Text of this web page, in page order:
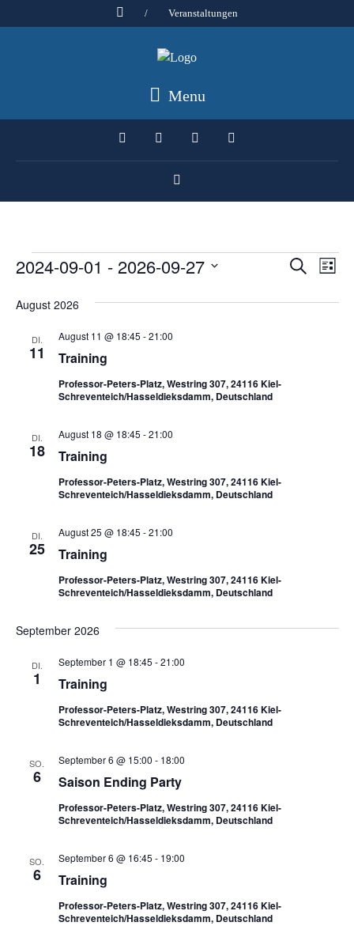
/ Veranstaltungen
Menu
Veranstaltungen Suche
Liste
2024-09-01 - 2026-09-27
wählen.
August 2026
DI.
11 Training
August 11 @ 18:45 -21:00
Professor-Peters-Platz, Westring 307, 24116 Kiel-
Schreventeich/Hasseldieksdamm, Deutschland
DI.
18 Training
August 18 @ 18:45 -21:00
Professor-Peters-Platz, Westring 307, 24116 Kiel-
Schreventeich/Hasseldieksdamm, Deutschland
DI.
25 Training
August 25 @ 18:45 -21:00
Professor-Peters-Platz, Westring 307, 24116 Kiel-
Schreventeich/Hasseldieksdamm, Deutschland
September 2026
DI.
1 Training
September 1 @ 18:45 -21:00
Professor-Peters-Platz, Westring 307, 24116 Kiel-
Schreventeich/Hasseldieksdamm, Deutschland
SO.
6 Saison Ending Party
September 6 @ 15:00 - 18:00
Professor-Peters-Platz, Westring 307, 24116 Kiel-
Schreventeich/Hasseldieksdamm, Deutschland
SO.
6 Training
September 6 @ 16:45 - 19:00
Professor-Peters-Platz, Westring 307, 24116 Kiel-
Schreventeich/Hasseldieksdamm, Deutschland